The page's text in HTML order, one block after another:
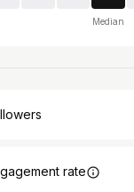
Median
rate